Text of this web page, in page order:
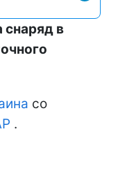
снаряд в
со
.